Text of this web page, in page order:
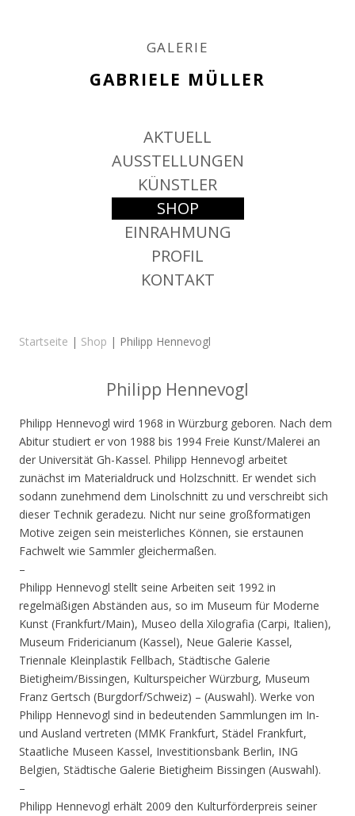
GALERIE
GABRIELE MÜLLER
Springe
zum
Inhalt
AKTUELL
AUSSTELLUNGEN
KÜNSTLER
SHOP
EINRAHMUNG
PROFIL
KONTAKT
Startseite | Shop | Philipp Hennevogl
Philipp Hennevogl
Philipp Hennevogl wird 1968 in Würzburg geboren. Nach dem
Abitur studiert er von 1988 bis 1994 Freie Kunst/Malerei an
der Universität Gh-Kassel. Philipp Hennevogl arbeitet
zunächst im Materialdruck und Holzschnitt. Er wendet sich
sodann zunehmend dem Linolschnitt zu und verschreibt sich
dieser Technik geradezu. Nicht nur seine großformatigen
Motive zeigen sein meisterliches Können, sie erstaunen
Fachwelt wie Sammler gleichermaßen.
–
Philipp Hennevogl stellt seine Arbeiten seit 1992 in
regelmäßigen Abständen aus, so im Museum für Moderne
Kunst (Frankfurt/Main), Museo della Xilografia (Carpi, Italien),
Museum Fridericianum (Kassel), Neue Galerie Kassel,
Triennale Kleinplastik Fellbach, Städtische Galerie
Bietigheim/Bissingen, Kulturspeicher Würzburg, Museum
Franz Gertsch (Burgdorf/Schweiz) – (Auswahl). Werke von
Philipp Hennevogl sind in bedeutenden Sammlungen im In-
und Ausland vertreten (MMK Frankfurt, Städel Frankfurt,
Staatliche Museen Kassel, Investitionsbank Berlin, ING
Belgien, Städtische Galerie Bietigheim Bissingen (Auswahl).
–
Philipp Hennevogl erhält 2009 den Kulturförderpreis seiner